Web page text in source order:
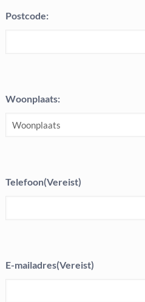
Postcode:
Woonplaats:
Telefoon(Vereist)
E-mailadres(Vereist)